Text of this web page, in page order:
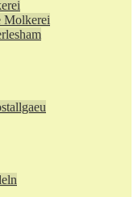
Molkerei